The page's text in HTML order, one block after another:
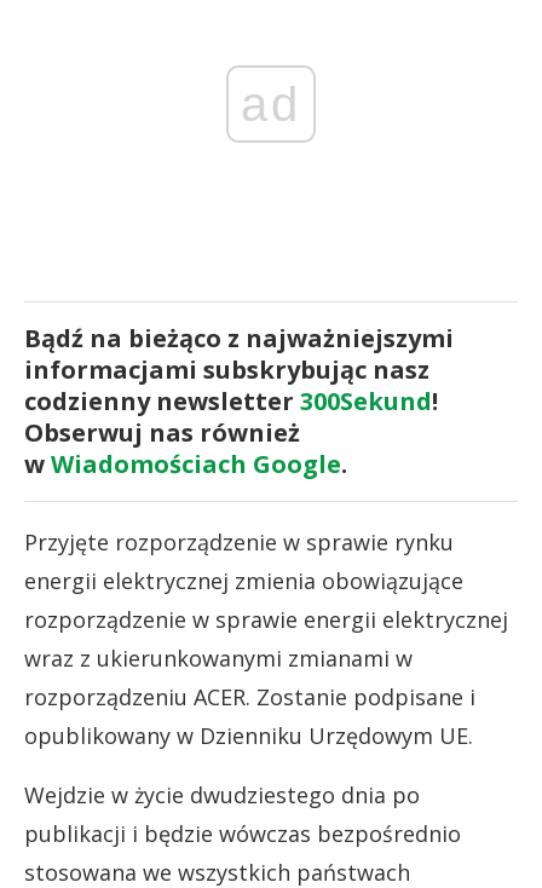
ad
Bądź na bieżąco z najważniejszymi
informacjami subskrybując nasz
codzienny newsletter 300Sekund!
Obserwuj nas również
wWiadomościach Google.
Przyjęte rozporządzenie w sprawie rynku
energii elektrycznej zmienia obowiązujące
rozporządzenie w sprawie energii elektrycznej
wraz z ukierunkowanymi zmianami w
rozporządzeniu ACER. Zostanie podpisane i
opublikowany w Dzienniku Urzędowym UE.
Wejdzie w życie dwudziestego dnia po
publikacji i będzie wówczas bezpośrednio
stosowana we wszystkich państwach